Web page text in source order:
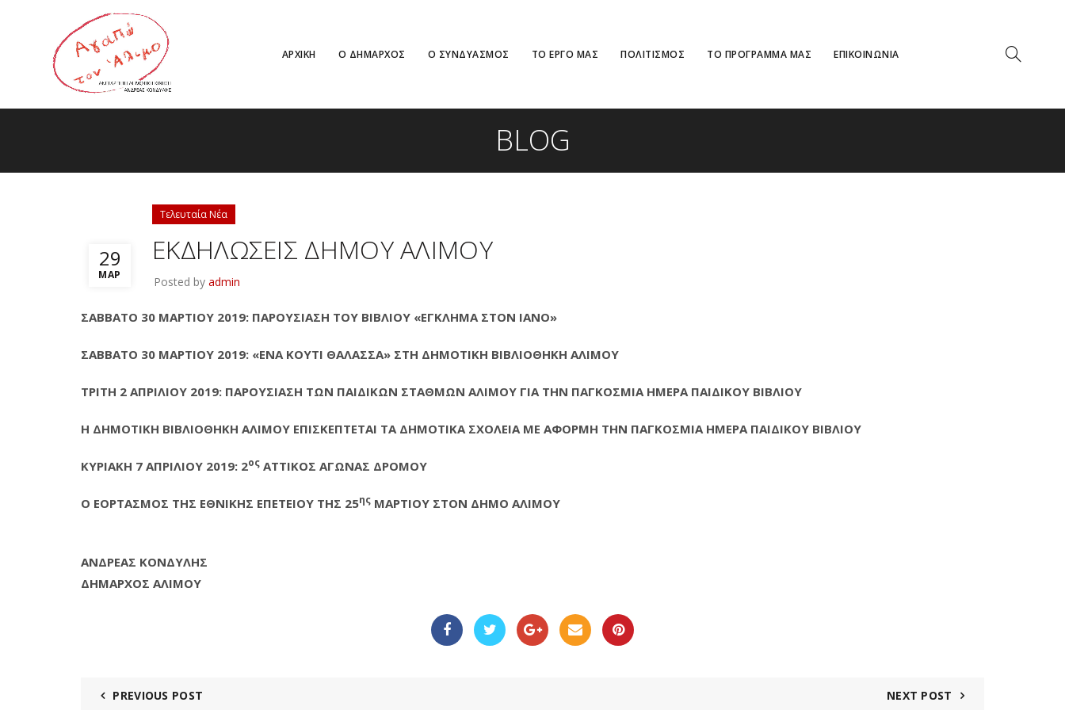
ΑΡΧΙΚΗ Ο ΔΗΜΑΡΧΟΣ Ο ΣΥΝΔΥΑΣΜΟΣ ΤΟ ΕΡΓΟ ΜΑΣ ΠΟΛΙΤΙΣΜΟΣ ΤΟ ΠΡΟΓΡΑΜΜΑ ΜΑΣ ΕΠΙΚΟΙΝΩΝΙΑ
BLOG
29
ΜΑΡ
Τελευταία Νέα
ΕΚΔΗΛΩΣΕΙΣ ΔΗΜΟΥ ΑΛΙΜΟΥ
Posted by admin
ΣΑΒΒΑΤΟ 30 ΜΑΡΤΙΟΥ 2019: ΠΑΡΟΥΣΙΑΣΗ ΤΟΥ ΒΙΒΛΙΟΥ «ΕΓΚΛΗΜΑ ΣΤΟΝ ΙΑΝΟ»
ΣΑΒΒΑΤΟ 30 ΜΑΡΤΙΟΥ 2019: «ΕΝΑ ΚΟΥΤΙ ΘΑΛΑΣΣΑ» ΣΤΗ ΔΗΜΟΤΙΚΗ ΒΙΒΛΙΟΘΗΚΗ ΑΛΙΜΟΥ
ΤΡΙΤΗ 2 ΑΠΡΙΛΙΟΥ 2019: ΠΑΡΟΥΣΙΑΣΗ ΤΩΝ ΠΑΙΔΙΚΩΝ ΣΤΑΘΜΩΝ ΑΛΙΜΟΥ ΓΙΑ ΤΗΝ ΠΑΓΚΟΣΜΙΑ ΗΜΕΡΑ ΠΑΙΔΙΚΟΥ ΒΙΒΛΙΟΥ
Η ΔΗΜΟΤΙΚΗ ΒΙΒΛΙΟΘΗΚΗ ΑΛΙΜΟΥ ΕΠΙΣΚΕΠΤΕΤΑΙ ΤΑ ΔΗΜΟΤΙΚΑ ΣΧΟΛΕΙΑ ΜΕ ΑΦΟΡΜΗ ΤΗΝ ΠΑΓΚΟΣΜΙΑ ΗΜΕΡΑ ΠΑΙΔΙΚΟΥ ΒΙΒΛΙΟΥ
ΚΥΡΙΑΚΗ 7 ΑΠΡΙΛΙΟΥ 2019: 2ος ΑΤΤΙΚΟΣ ΑΓΩΝΑΣ ΔΡΟΜΟΥ
Ο ΕΟΡΤΑΣΜΟΣ ΤΗΣ ΕΘΝΙΚΗΣ ΕΠΕΤΕΙΟΥ ΤΗΣ 25ης ΜΑΡΤΙΟΥ ΣΤΟΝ ΔΗΜΟ ΑΛΙΜΟΥ
ΑΝΔΡΕΑΣ ΚΟΝΔΥΛΗΣ
ΔΗΜΑΡΧΟΣ ΑΛΙΜΟΥ
PREVIOUS POST NEXT POST